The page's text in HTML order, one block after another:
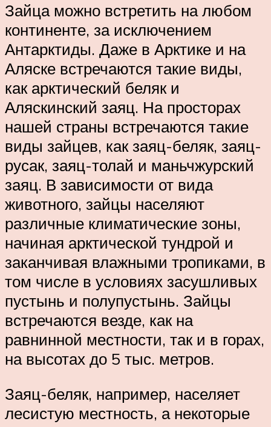
Зайца можно встретить на любом
континенте, за исключением
Антарктиды. Даже в Арктике и на
Аляске встречаются такие виды,
как арктический беляк и
Аляскинский заяц. На просторах
нашей страны встречаются такие
виды зайцев, как заяц-беляк, заяц-
русак, заяц-толай и маньчжурский
заяц. В зависимости от вида
животного, зайцы населяют
различные климатические зоны,
начиная арктической тундрой и
заканчивая влажными тропиками, в
том числе в условиях засушливых
пустынь и полупустынь. Зайцы
встречаются везде, как на
равнинной местности, так и в горах,
на высотах до 5 тыс. метров.
Заяц-беляк, например, населяет
лесистую местность, а некоторые